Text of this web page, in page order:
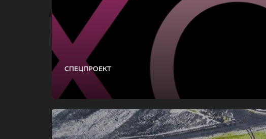
СПЕЦПРОЕКТ